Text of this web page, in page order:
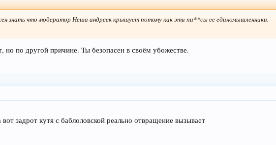
знать что модератор Неша андреек крышует потому как эти пи**сы ее единомышленники.
но по другой причине. Ты безопасен в своём убожестве.
задрот кутя с баблоловской реально отвращение вызывает